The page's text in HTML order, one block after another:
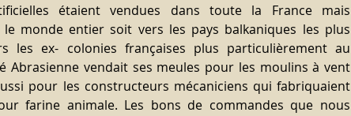
étaient vendues dans toute la France mais
monde entier soit vers les pays balkaniques les plus
les ex- colonies françaises plus particulièrement au
Abrasienne vendait ses meules pour les moulins à vent
pour les constructeurs mécaniciens qui fabriquaient
farine animale. Les bons de commandes que nous